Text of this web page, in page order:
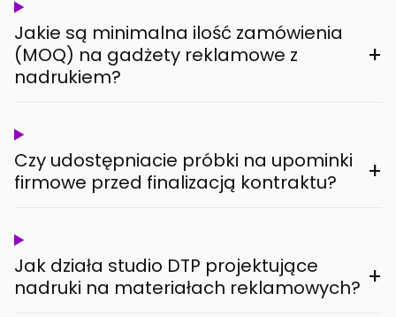
Jakie są minimalna ilość zamówienia
(MOQ) na gadżety reklamowe z
nadrukiem?
+
Czy udostępniacie próbki na upominki
firmowe przed finalizacją kontraktu?
+
Jak działa studio DTP projektujące
nadruki na materiałach reklamowych? +